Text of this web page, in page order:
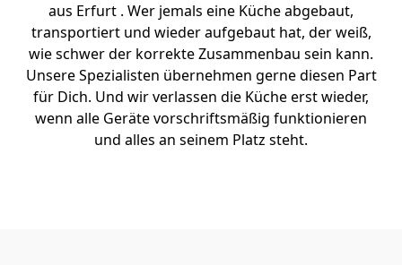
aus Erfurt . Wer jemals eine Küche abgebaut,
transportiert und wieder aufgebaut hat, der weiß,
wie schwer der korrekte Zusammenbau sein kann.
Unsere Spezialisten übernehmen gerne diesen Part
für Dich. Und wir verlassen die Küche erst wieder,
wenn alle Geräte vorschriftsmäßig funktionieren
und alles an seinem Platz steht.